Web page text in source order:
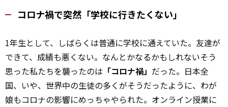
コロナ禍で突然「学校に行きたくない」
1年生として、しばらくは普通に学校に通えていた。友達が
できて、成績も悪くない。なんとかなるかもしれない――そう
思った私たちを襲ったのは 「コロナ禍」 だった。日本全
国、いや、世界中の生徒の多くがそうだったように、わが
娘もコロナの影響にめっちゃやられた。オンライン授業に